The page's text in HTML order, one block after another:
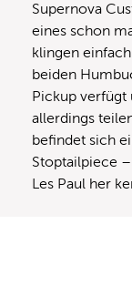
Supernova
eines schon
klingen
beiden
Pickup verfügt
allerdings
befindet sich
Stoptailpiece
Les Paul her